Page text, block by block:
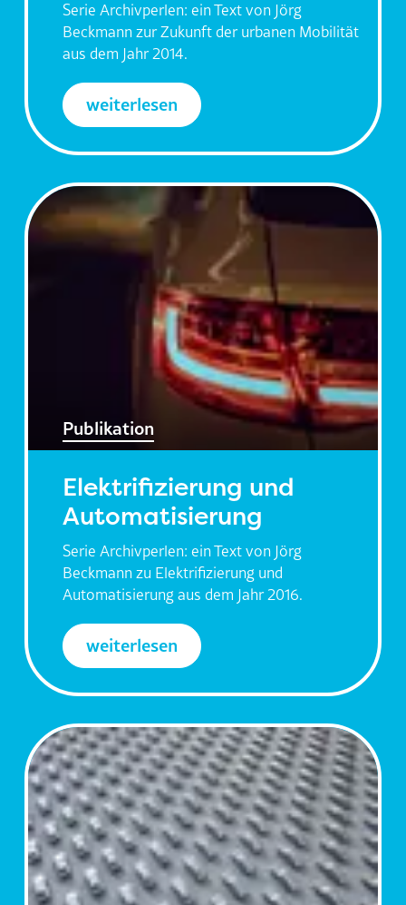
Serie Archivperlen: ein Text von Jörg
Beckmann zur Zukunft der urbanen Mobilität
aus dem Jahr 2014.
weiterlesen
Publikation
Elektrifizierung und
Automatisierung
Serie Archivperlen: ein Text von Jörg
Beckmann zu Elektrifizierung und
Automatisierung aus dem Jahr 2016.
weiterlesen